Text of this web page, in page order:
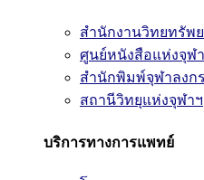
สำนักงานวิทยทรัพ
ศูนย์หนังสือแห่งจุฬ
สำนักพิมพ์จุฬาลงก
สถานีวิทยุแห่งจุฬาฯ
บริการทางการแพทย์